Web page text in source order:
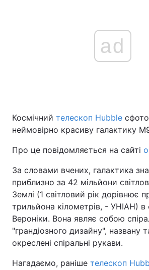
ad
Космічний телескоп Hubble
неймовірно красиву галактику
Про це повідомляється на сайті
За словами вчених, галактика
приблизно за 42 мільйони
Землі (1 світловий рік дорівнює
трильйона кілометрів, - УНІАН) в
Вероніки. Вона являє собою
"грандіозного дизайну", названу
окреслені спіральні рукави.
Нагадаємо, раніше телескоп